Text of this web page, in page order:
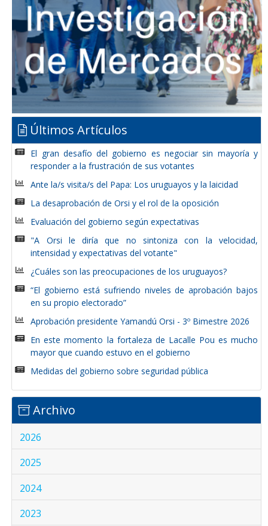
Últimos Artículos
El gran desafío del gobierno es negociar sin mayoría y
responder a la frustración de sus votantes
Ante la/s visita/s del Papa: Los uruguayos y la laicidad
La desaprobación de Orsi y el rol de la oposición
Evaluación del gobierno según expectativas
"A Orsi le diría que no sintoniza con la velocidad,
intensidad y expectativas del votante"
¿Cuáles son las preocupaciones de los uruguayos?
“El gobierno está sufriendo niveles de aprobación bajos
en su propio electorado”
Aprobación presidente Yamandú Orsi - 3º Bimestre 2026
En este momento la fortaleza de Lacalle Pou es mucho
mayor que cuando estuvo en el gobierno
Medidas del gobierno sobre seguridad pública
Archivo
2026
2025
2024
2023